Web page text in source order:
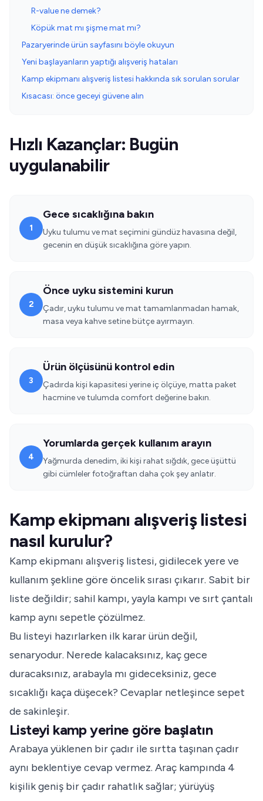
R-value ne demek?
Köpük mat mı şişme mat mı?
Pazaryerinde ürün sayfasını böyle okuyun
Yeni başlayanların yaptığı alışveriş hataları
Kamp ekipmanı alışveriş listesi hakkında sık sorulan sorular
Kısacası: önce geceyi güvene alın
Hızlı Kazançlar: Bugün
uygulanabilir
1
Gece sıcaklığına bakın
Uyku tulumu ve mat seçimini gündüz havasına değil,
gecenin en düşük sıcaklığına göre yapın.
2
Önce uyku sistemini kurun
Çadır, uyku tulumu ve mat tamamlanmadan hamak,
masa veya kahve setine bütçe ayırmayın.
3
Ürün ölçüsünü kontrol edin
Çadırda kişi kapasitesi yerine iç ölçüye, matta paket
hacmine ve tulumda comfort değerine bakın.
4
Yorumlarda gerçek kullanım arayın
Yağmurda denedim, iki kişi rahat sığdık, gece üşüttü
gibi cümleler fotoğraftan daha çok şey anlatır.
Kamp ekipmanı alışveriş listesi
nasıl kurulur?
Kamp ekipmanı alışveriş listesi, gidilecek yere ve
kullanım şekline göre öncelik sırası çıkarır. Sabit bir
liste değildir; sahil kampı, yayla kampı ve sırt çantalı
kamp aynı sepetle çözülmez.
Bu listeyi hazırlarken ilk karar ürün değil,
senaryodur. Nerede kalacaksınız, kaç gece
duracaksınız, arabayla mı gideceksiniz, gece
sıcaklığı kaça düşecek? Cevaplar netleşince sepet
de sakinleşir.
Listeyi kamp yerine göre başlatın
Arabaya yüklenen bir çadır ile sırtta taşınan çadır
aynı beklentiye cevap vermez. Araç kampında 4
kişilik geniş bir çadır rahatlık sağlar; yürüyüş